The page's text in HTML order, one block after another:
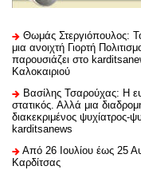
Θωμάς Στεργιόπουλος:
μια ανοιχτή Γιορτή
παρουσιάζει στο
Καλοκαιριού
Βασίλης Τσαρούχας: Η
στατικός. Αλλά μια
διακεκριμένος ψυχίατρος-
karditsanews
Από 26 Ιουλίου έως 25
Καρδίτσας